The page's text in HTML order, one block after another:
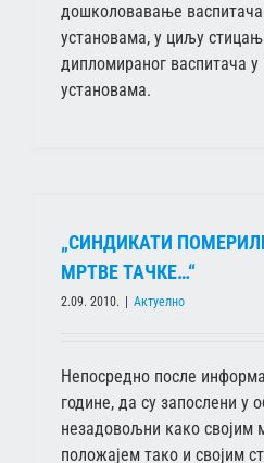
дошколовавање
установама, у циљу
дипломираног васпитача
установама.
„СИНДИКАТИ
МРТВЕ ТАЧКЕ…“
2.09. 2010. Актуелно
Непосредно после
године, да су запослени у
незадовољни како својим
положајем тако и својим